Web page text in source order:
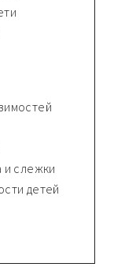
и слежки
детей